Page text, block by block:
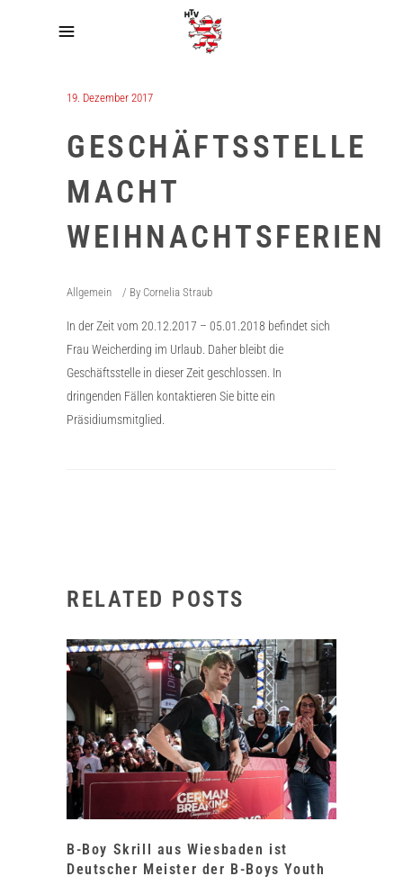
19. Dezember 2017
GESCHÄFTSSTELLE
MACHT
WEIHNACHTSFERIEN
Allgemein By Cornelia Straub
In der Zeit vom 20.12.2017 – 05.01.2018 befindet sich
Frau Weicherding im Urlaub. Daher bleibt die
Geschäftsstelle in dieser Zeit geschlossen. In
dringenden Fällen kontaktieren Sie bitte ein
Präsidiumsmitglied.
RELATED POSTS
B-Boy Skrill aus Wiesbaden ist
Deutscher Meister der B-Boys Youth